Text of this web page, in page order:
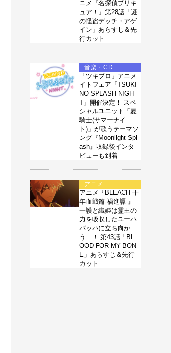
ニメ『名探偵プリキ
ュア！』第28話「謎
の怪盗デッチ・アゲ
イン」あらすじ＆先
行カット
音楽・CD
「ツキプロ」アニメ
イトフェア「TSUKI
NO SPLASH NIGH
T」開催決定！ スペ
シャルユニット「夏
騎士(サマーナイ
ト)」が歌うテーマソ
ング『Moonlight Spl
ash』収録後インタ
ビューも到着
アニメ
アニメ『BLEACH 千
年血戦篇-禍進譚-』
一護と織姫は霊王の
力を吸収したユーハ
バッハに立ち向か
う…！ 第43話「BL
OOD FOR MY BON
E」あらすじ＆先行
カット